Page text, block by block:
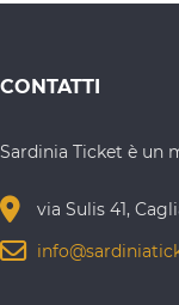
CONTATTI
Sardinia Ticket è un
via Sulis 41,